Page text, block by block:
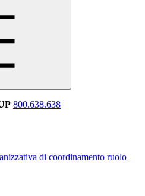
800.638.638
di coordinamento ruolo